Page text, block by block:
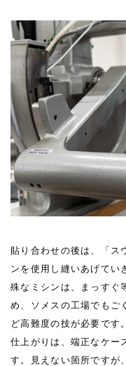
貼り合わせの後は、「ス
ンを使用し縫いあげてい
殊なミシンは、まっすぐ
め、ソメスの工場でもご
ど高難度の技が必要です。
仕上がりは、端正なケー
す。見えない箇所ですが